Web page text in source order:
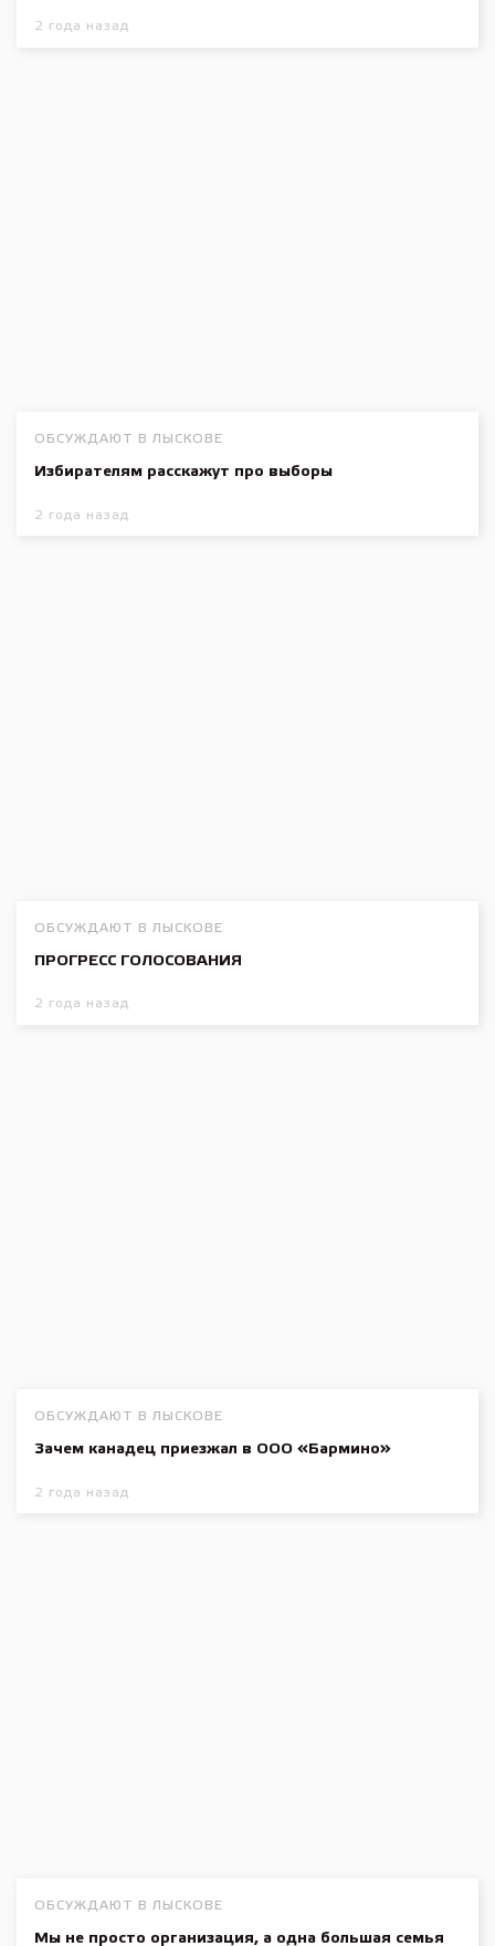
2 года назад
ОБСУЖДАЮТ В ЛЫСКОВЕ
Избирателям расскажут про выборы
2 года назад
ОБСУЖДАЮТ В ЛЫСКОВЕ
ПРОГРЕСС ГОЛОСОВАНИЯ
2 года назад
ОБСУЖДАЮТ В ЛЫСКОВЕ
Зачем канадец приезжал в ООО «Бармино»
2 года назад
ОБСУЖДАЮТ В ЛЫСКОВЕ
Мы не просто организация, а одна большая семья